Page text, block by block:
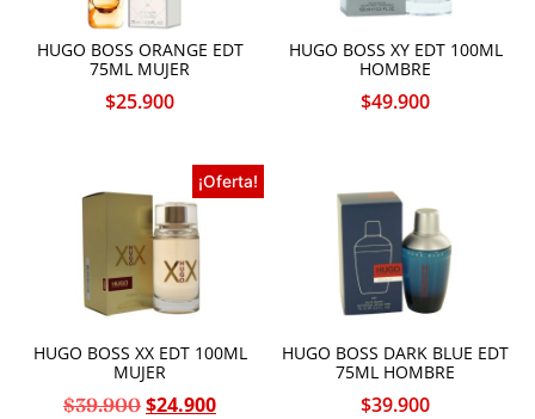
HUGO BOSS ORANGE EDT
75ML MUJER
$25.900
HUGO BOSS XY EDT 100ML
HOMBRE
$49.900
¡Oferta!
HUGO BOSS XX EDT 100ML
MUJER
$39.900 $24.900
HUGO BOSS DARK BLUE EDT
75ML HOMBRE
$39.900